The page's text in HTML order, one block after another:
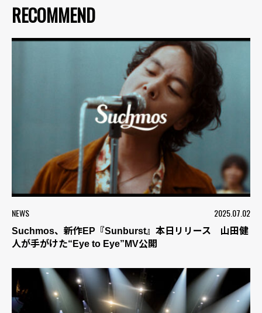
RECOMMEND
NEWS 2025.07.02
Suchmos、新作EP『Sunburst』本日リリース 山田健
人が手がけた“Eye to Eye”MV公開